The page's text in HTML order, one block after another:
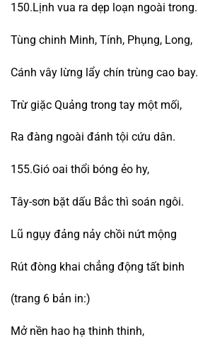
150.Lịnh vua ra dẹp loạn ngoài trong.
Tùng chinh Minh, Tính, Phụng, Long,
Cánh vây lừng lẩy chín trùng cao bay.
Trừ giặc Quảng trong tay một mối,
Ra đàng ngoài đánh tội cứu dân.
155.Gió oai thổi bóng ẻo hy,
Tây-sơn bặt dấu Bắc thì soán ngôi.
Lũ ngụy đảng nảy chồi nứt mộng
Rút đòng khai chẳng động tất binh
(trang 6 bản in:)
Mở nền hao hạ thinh thinh,